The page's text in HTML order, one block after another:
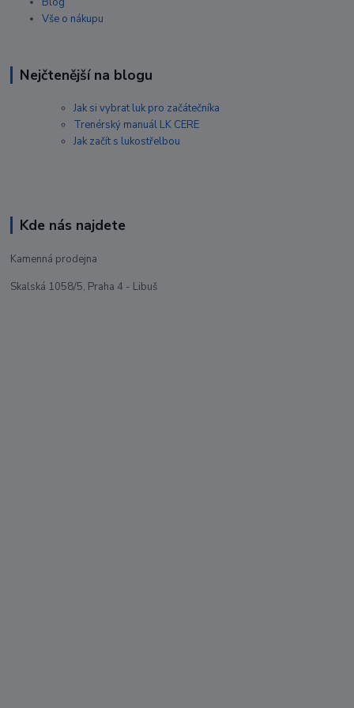
Vše o nákupu
Nejčtenější na blogu
Jak si vybrat luk pro začátečníka
Trenérský manuál LK CERE
Jak začít s lukostřelbou
Kde nás najdete
Kamenná prodejna
Skalská 1058/5, Praha 4 - Libuš